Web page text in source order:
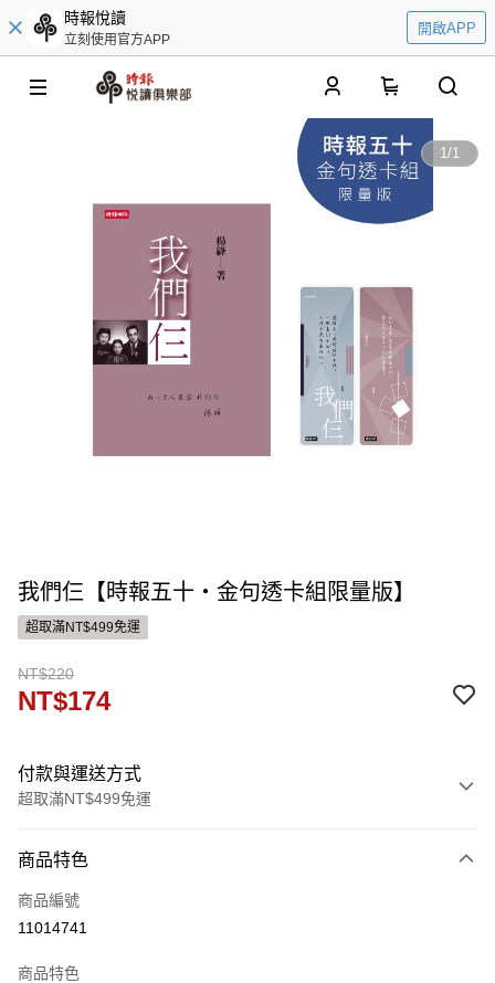
時報悅讀
立刻使用官方APP
開啟APP
1/1
我們仨【時報五十‧金句透卡組限量版】
超取滿NT$499免運
NT$220
NT$174
付款與運送方式
超取滿NT$499免運
信用卡一次付款
運送方式
付款後全家取貨
商品特色
商品編號
11014741
商品特色